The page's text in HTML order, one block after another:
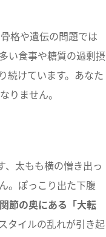
格や遺伝の問題では
い食事や糖質の過剰摂
続けています。あなた
りません。
太もも横の憎き出っ
。ぽっこり出た下腹
節の奥にある「大転
タイルの乱れが引き起